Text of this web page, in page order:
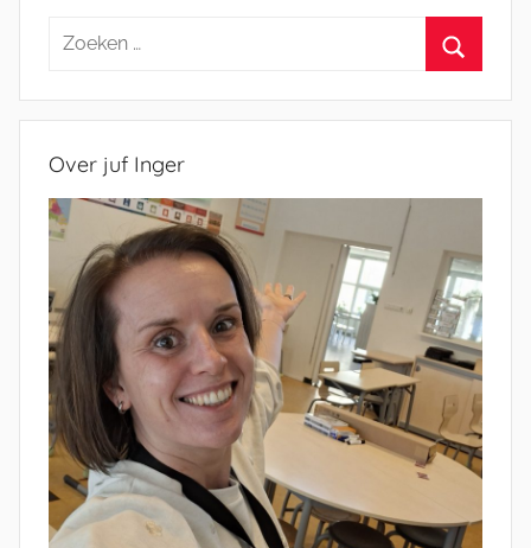
Zoeken
Over juf Inger